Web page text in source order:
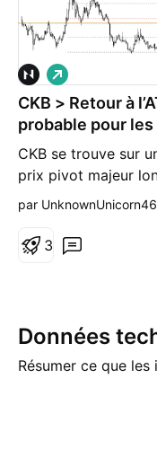
CKB > Retour à
probable pour
mois
CKB se trouve sur
prix pivot majeur
(orange). Niveau
L
o
n
g
par
3
Données
Résumer ce que les